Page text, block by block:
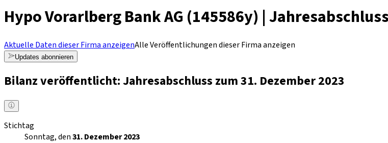
Hypo Vorarlberg Bank AG (145586y) |
Aktuelle Daten dieser Firma anzeigenAlle Veröffentlichungen dieser Firma anzeigen
Updates abonnieren
Bilanz veröffentlicht: Jahresabschluss zum 31. Dezember 2023
Stichtag
Sonntag, den31. Dezember 2023